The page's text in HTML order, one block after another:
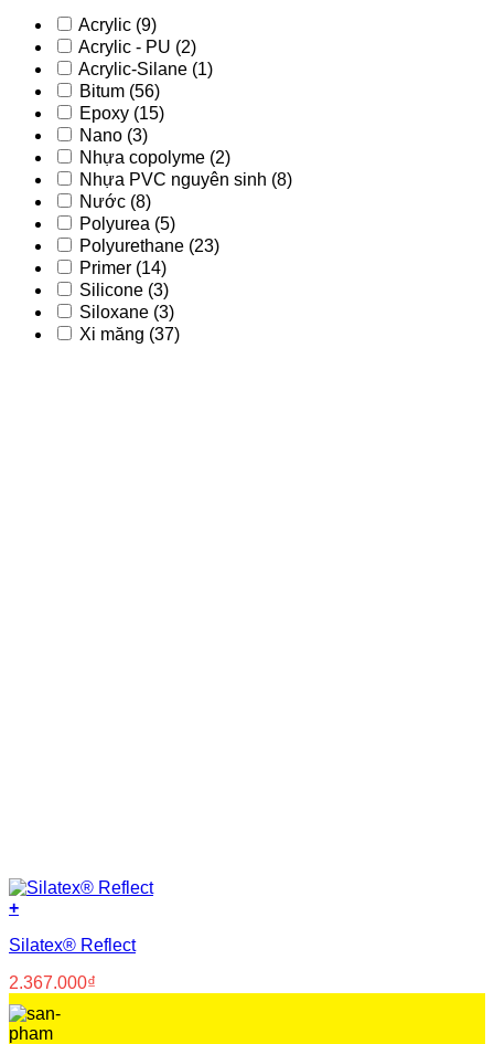
Acrylic (9)
Acrylic - PU (2)
Acrylic-Silane (1)
Bitum (56)
Epoxy (15)
Nano (3)
Nhựa copolyme (2)
Nhựa PVC nguyên sinh (8)
Nước (8)
Polyurea (5)
Polyurethane (23)
Primer (14)
Silicone (3)
Siloxane (3)
Xi măng (37)
+
Silatex® Reflect
2.367.000₫